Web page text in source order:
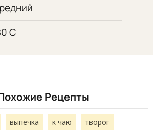
С
Рецепты
выпечка к чаю творог